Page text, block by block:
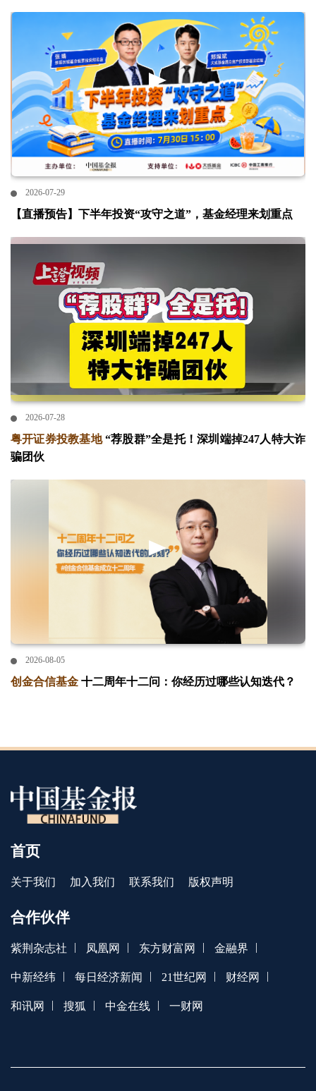
2026-07-29
【直播预告】下半年投资“攻守之道”，基金经理来划重点
2026-07-28
粤开证券投教基地“荐股群”全是托！深圳端掉247人特大诈
骗团伙
2026-08-05
创金合信基金 十二周年十二问：你经历过哪些认知迭代？
首页
关于我们 加入我们 联系我们 版权声明
合作伙伴
紫荆杂志社 | 凤凰网 | 东方财富网 | 金融界 |
中新经纬 | 每日经济新闻 | 21世纪网 | 财经网 |
和讯网 | 搜狐 | 中金在线 | 一财网